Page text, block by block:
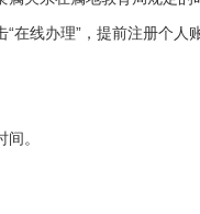
在线办理”，提前注册个人
。